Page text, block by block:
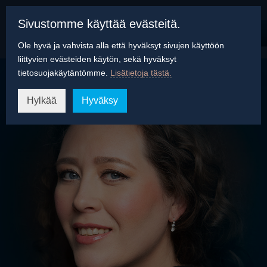
Sivustomme käyttää evästeitä.
Ole hyvä ja vahvista alla että hyväksyt sivujen käyttöön
liittyvien evästeiden käytön, sekä hyväksyt
tietosuojakäytäntömme. Lisätietoja tästä.
Hylkää Hyväksy